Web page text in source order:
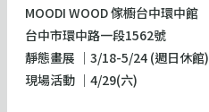
MOODI WOOD 傢櫥台中環中館
台中市環中路一段1562號
靜態畫展 │3/18-5/24 (週日休館)
現場活動 │4/29(六)